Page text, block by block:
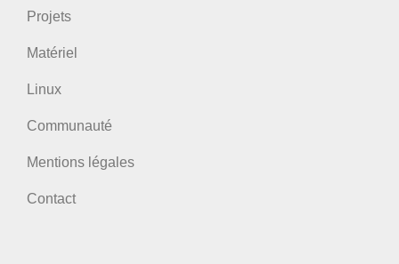
Projets
Matériel
Linux
Communauté
Mentions légales
Contact